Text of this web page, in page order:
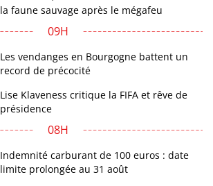
la faune sauvage après le mégafeu
09H
Les vendanges en Bourgogne battent un
record de précocité
Lise Klaveness critique la FIFA et rêve de
présidence
08H
Indemnité carburant de 100 euros : date
limite prolongée au 31 août